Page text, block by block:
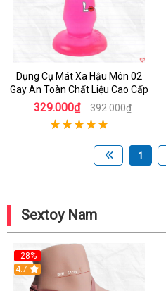
Dụng Cụ Mát Xa Hậu Môn 02
Gay An Toàn Chất Liệu Cao Cấp
329.000₫ 392.000₫
1
Sextoy Nam
-28%
4.7